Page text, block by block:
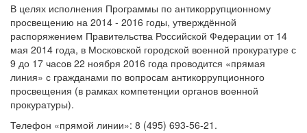
В целях исполнения Программы по антикоррупционному
просвещению на 2014 - 2016 годы, утверждённой
распоряжением Правительства Российской Федерации от 14
мая 2014 года, в Московской городской военной прокуратуре с
9 до 17 часов 22 ноября 2016 года проводится «прямая
линия» с гражданами по вопросам антикоррупционного
просвещения (в рамках компетенции органов военной
прокуратуры).
Телефон «прямой линии»: 8 (495) 693-56-21.